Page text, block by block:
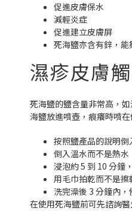
促進皮膚保水
減輕炎症
促進建立皮膚屏
死海鹽亦含有鋅，
濕疹皮膚
死海鹽的鹽含量非常高，
海鹽放進噴壺，痕癢時噴
按照鹽產品的說明
倒入溫水而不是熱水
浸泡約 5 到 10 分鐘
用毛巾拍乾而不是
洗完澡後 3 分鐘內
在使用死海鹽前可先諮詢